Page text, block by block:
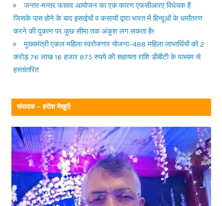
जन्तर-मन्तर फसाद आयोजन का एक कारण एफसीआरए विधेयक है
जिसके पास होने के बाद इसाईयों व कसायों द्वारा भारत में हिन्दूओं के धर्मांतरण
करने की दुकान पर कुछ सीमा तक अंकुश लग सकता है!!
मुख्यमंत्री एकल महिला स्वरोजगार योजना–488 महिला लाभार्थियों को 2
करोड़ 76 लाख 16 हजार 875 रुपये की सहायता राशि डीबीटी के माध्यम से
हस्तांतरित
संपादक – हरीश मैखुरी